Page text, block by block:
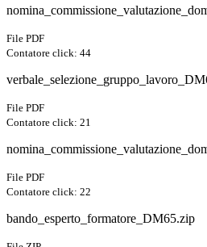
File PDF
Contatore click: 44
File PDF
Contatore click: 21
File PDF
Contatore click: 22
bando_esperto_formatore_DM65.zip